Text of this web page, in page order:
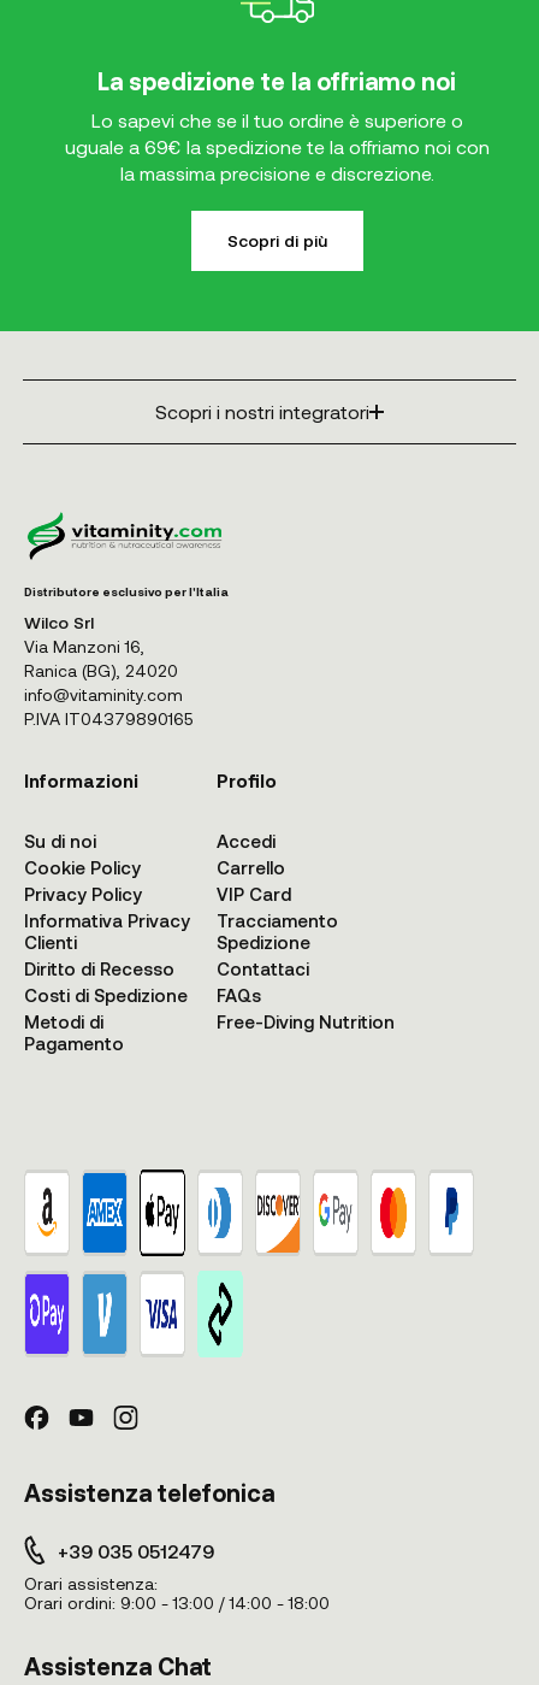
La spedizione te la offriamo noi
Lo sapevi che se il tuo ordine è superiore o
uguale a 69€ la spedizione te la offriamo noi con
la massima precisione e discrezione.
Scopri di più
Scopri i nostri integratori
Distributore esclusivo per l'Italia
Wilco Srl
Via Manzoni 16,
Ranica (BG), 24020
info@vitaminity.com
P.IVA IT04379890165
Informazioni
Su di noi
Cookie Policy
Privacy Policy
Informativa Privacy
Clienti
Diritto di Recesso
Costi di Spedizione
Metodi di
Pagamento
Profilo
Accedi
Carrello
VIP Card
Tracciamento
Spedizione
Contattaci
FAQs
Free-Diving Nutrition
Assistenza telefonica
+39 035 0512479
Orari assistenza:
Orari ordini: 9:00 - 13:00 / 14:00 - 18:00
Assistenza Chat